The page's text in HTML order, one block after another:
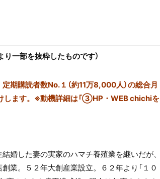
り一部を抜粋したものです）
期購読者数No.１（約11万8,000人）の総合月
します。※動機詳細は「③HP・WEB chichiを
婚した妻の実家のハマチ養殖業を継いだが、
業。５２年大創産業設立。６２年より「１０